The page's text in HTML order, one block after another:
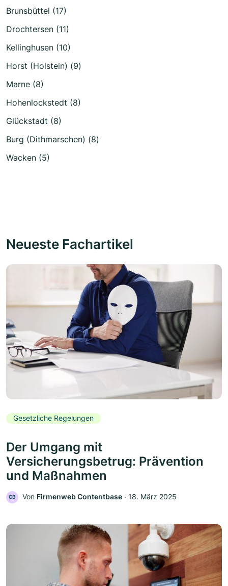
Brunsbüttel (17)
Drochtersen (11)
Kellinghusen (10)
Horst (Holstein) (9)
Marne (8)
Hohenlockstedt (8)
Glückstadt (8)
Burg (Dithmarschen) (8)
Wacken (5)
Neueste Fachartikel
Gesetzliche Regelungen
Der Umgang mit
Versicherungsbetrug: Prävention
und Maßnahmen
CB Von Firmenweb Contentbase ‧ 18. März 2025